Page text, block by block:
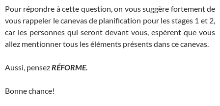
Pour répondre à cette question, on vous suggère fortement de
vous rappeler le canevas de planification pour les stages 1 et 2,
car les personnes qui seront devant vous, espèrent que vous
allez mentionner tous les éléments présents dans ce canevas.
Aussi, pensezRÉFORME.
Bonne chance!